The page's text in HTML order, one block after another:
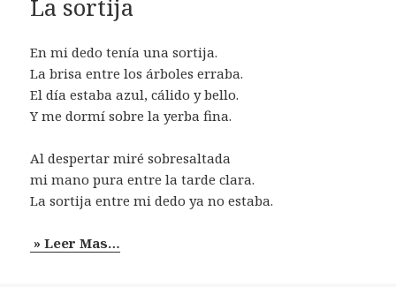
La sortija
En mi dedo tenía una sortija.
La brisa entre los árboles erraba.
El día estaba azul, cálido y bello.
Y me dormí sobre la yerba fina.
Al despertar miré sobresaltada
mi mano pura entre la tarde clara.
La sortija entre mi dedo ya no estaba.
» Leer Mas…